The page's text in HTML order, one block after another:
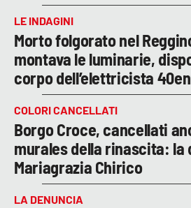
LE INDAGINI
Morto folgorato nel
montava le luminarie,
corpo dell’elettricista
COLORI CANCELLATI
Borgo Croce, cancellati
murales della rinascita: la
Mariagrazia Chirico
LA DENUNCIA